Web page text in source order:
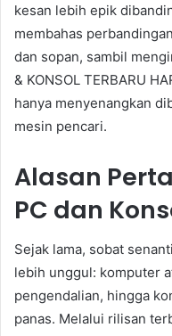
kesan lebih epik
membahas
dan sopan, sambil
& KONSOL TERBARU
hanya menyenangkan
mesin pencari.
Alasan
PC dan
Sejak lama, sobat
lebih unggul: komputer
pengendalian, hingga
panas. Melalui rilisan